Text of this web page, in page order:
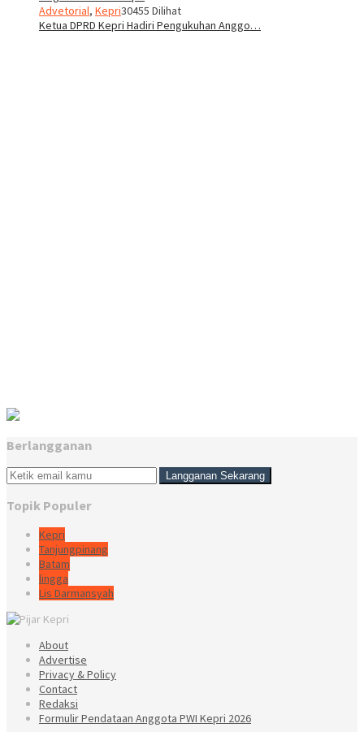
Advetorial, Kepri30455 Dilihat
Ketua DPRD Kepri Hadiri Pengukuhan Anggo…
Berlangganan
Topik Populer
Kepri
Tanjungpinang
Batam
lingga
Lis Darmansyah
About
Advertise
Privacy & Policy
Contact
Redaksi
Formulir Pendataan Anggota PWI Kepri 2026